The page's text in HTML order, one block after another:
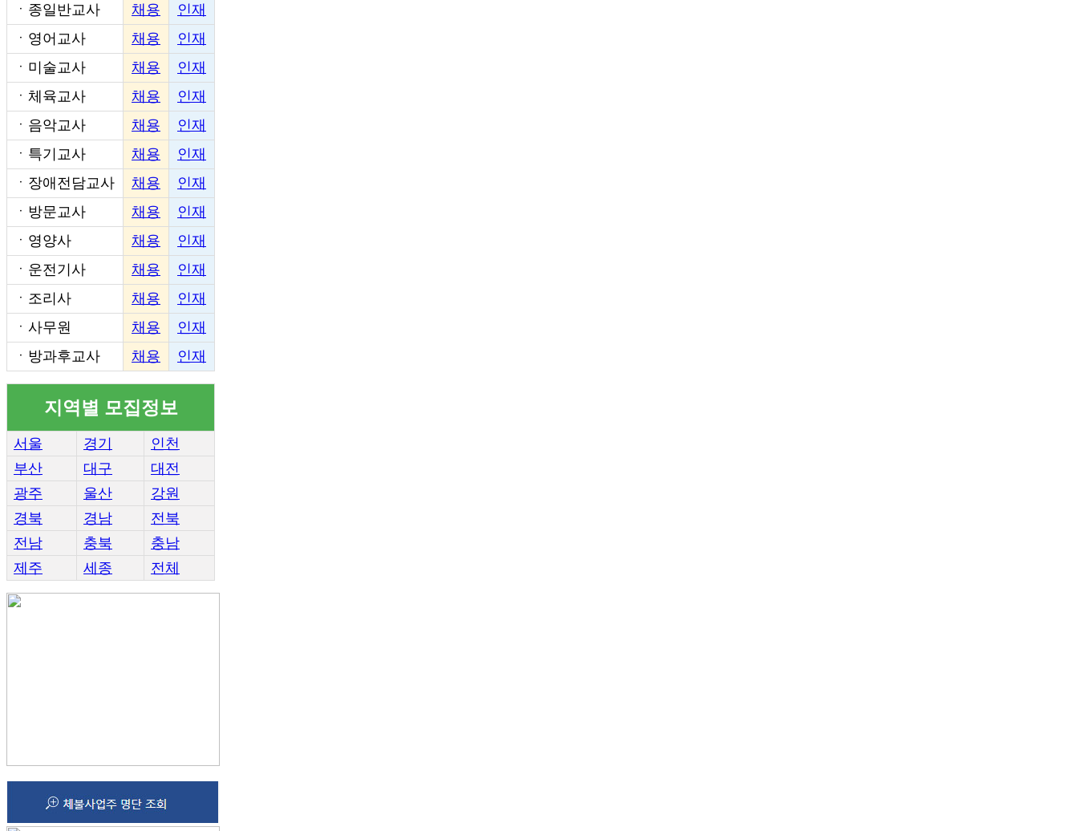
ㆍ 종일반교사 채용
인재
ㆍ 영어교사 채용
인재
ㆍ 미술교사 채용
인재
ㆍ 체육교사 채용
인재
ㆍ 음악교사 채용
인재
ㆍ 특기교사 채용
인재
ㆍ 장애전담교사 채용
인재
ㆍ 방문교사 채용
인재
ㆍ 영양사 채용
인재
ㆍ 운전기사 채용
인재
ㆍ 조리사 채용
인재
ㆍ 사무원 채용
인재
ㆍ 방과후교사 채용 인재
지역별 모집정보
서울 경기
인천
부산
대구
대전
광주
울산
강원
경북
경남
전북
전남
충북
충남
제주
세종 전체